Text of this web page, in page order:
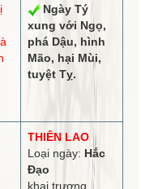
Ngày Tý
xung với Ngọ,
pháDậu, hình
Mão, hại Mùi,
tuyệtTỵ.
THIÊN LAO
Loại ngày: Hắc
Đạo
khai trương,